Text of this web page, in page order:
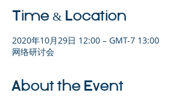
Time & Location
2020年10月29日 12:00 – GMT-7 13:00
网络研讨会
About the Event